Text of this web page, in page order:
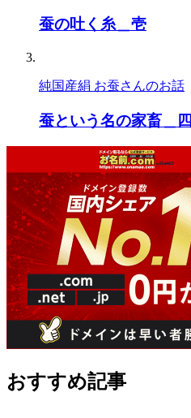
蚕の吐く糸＿壱
純国産絹 お蚕さんのお話
蚕という名の家畜＿四
おすすめ記事